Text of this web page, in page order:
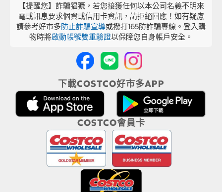
【提醒您】詐騙猖獗，若您接獲任何以本公司名義不明來
電或訊息要求個資或信用卡資訊，請拒絕回應！如有疑慮
請參考好市多防止詐騙宣導或撥打165防詐騙專線。登入購
物時將啟動帳號雙重驗證以保障您自身帳戶安全。
下載COSTCO好市多APP
COSTCO會員卡